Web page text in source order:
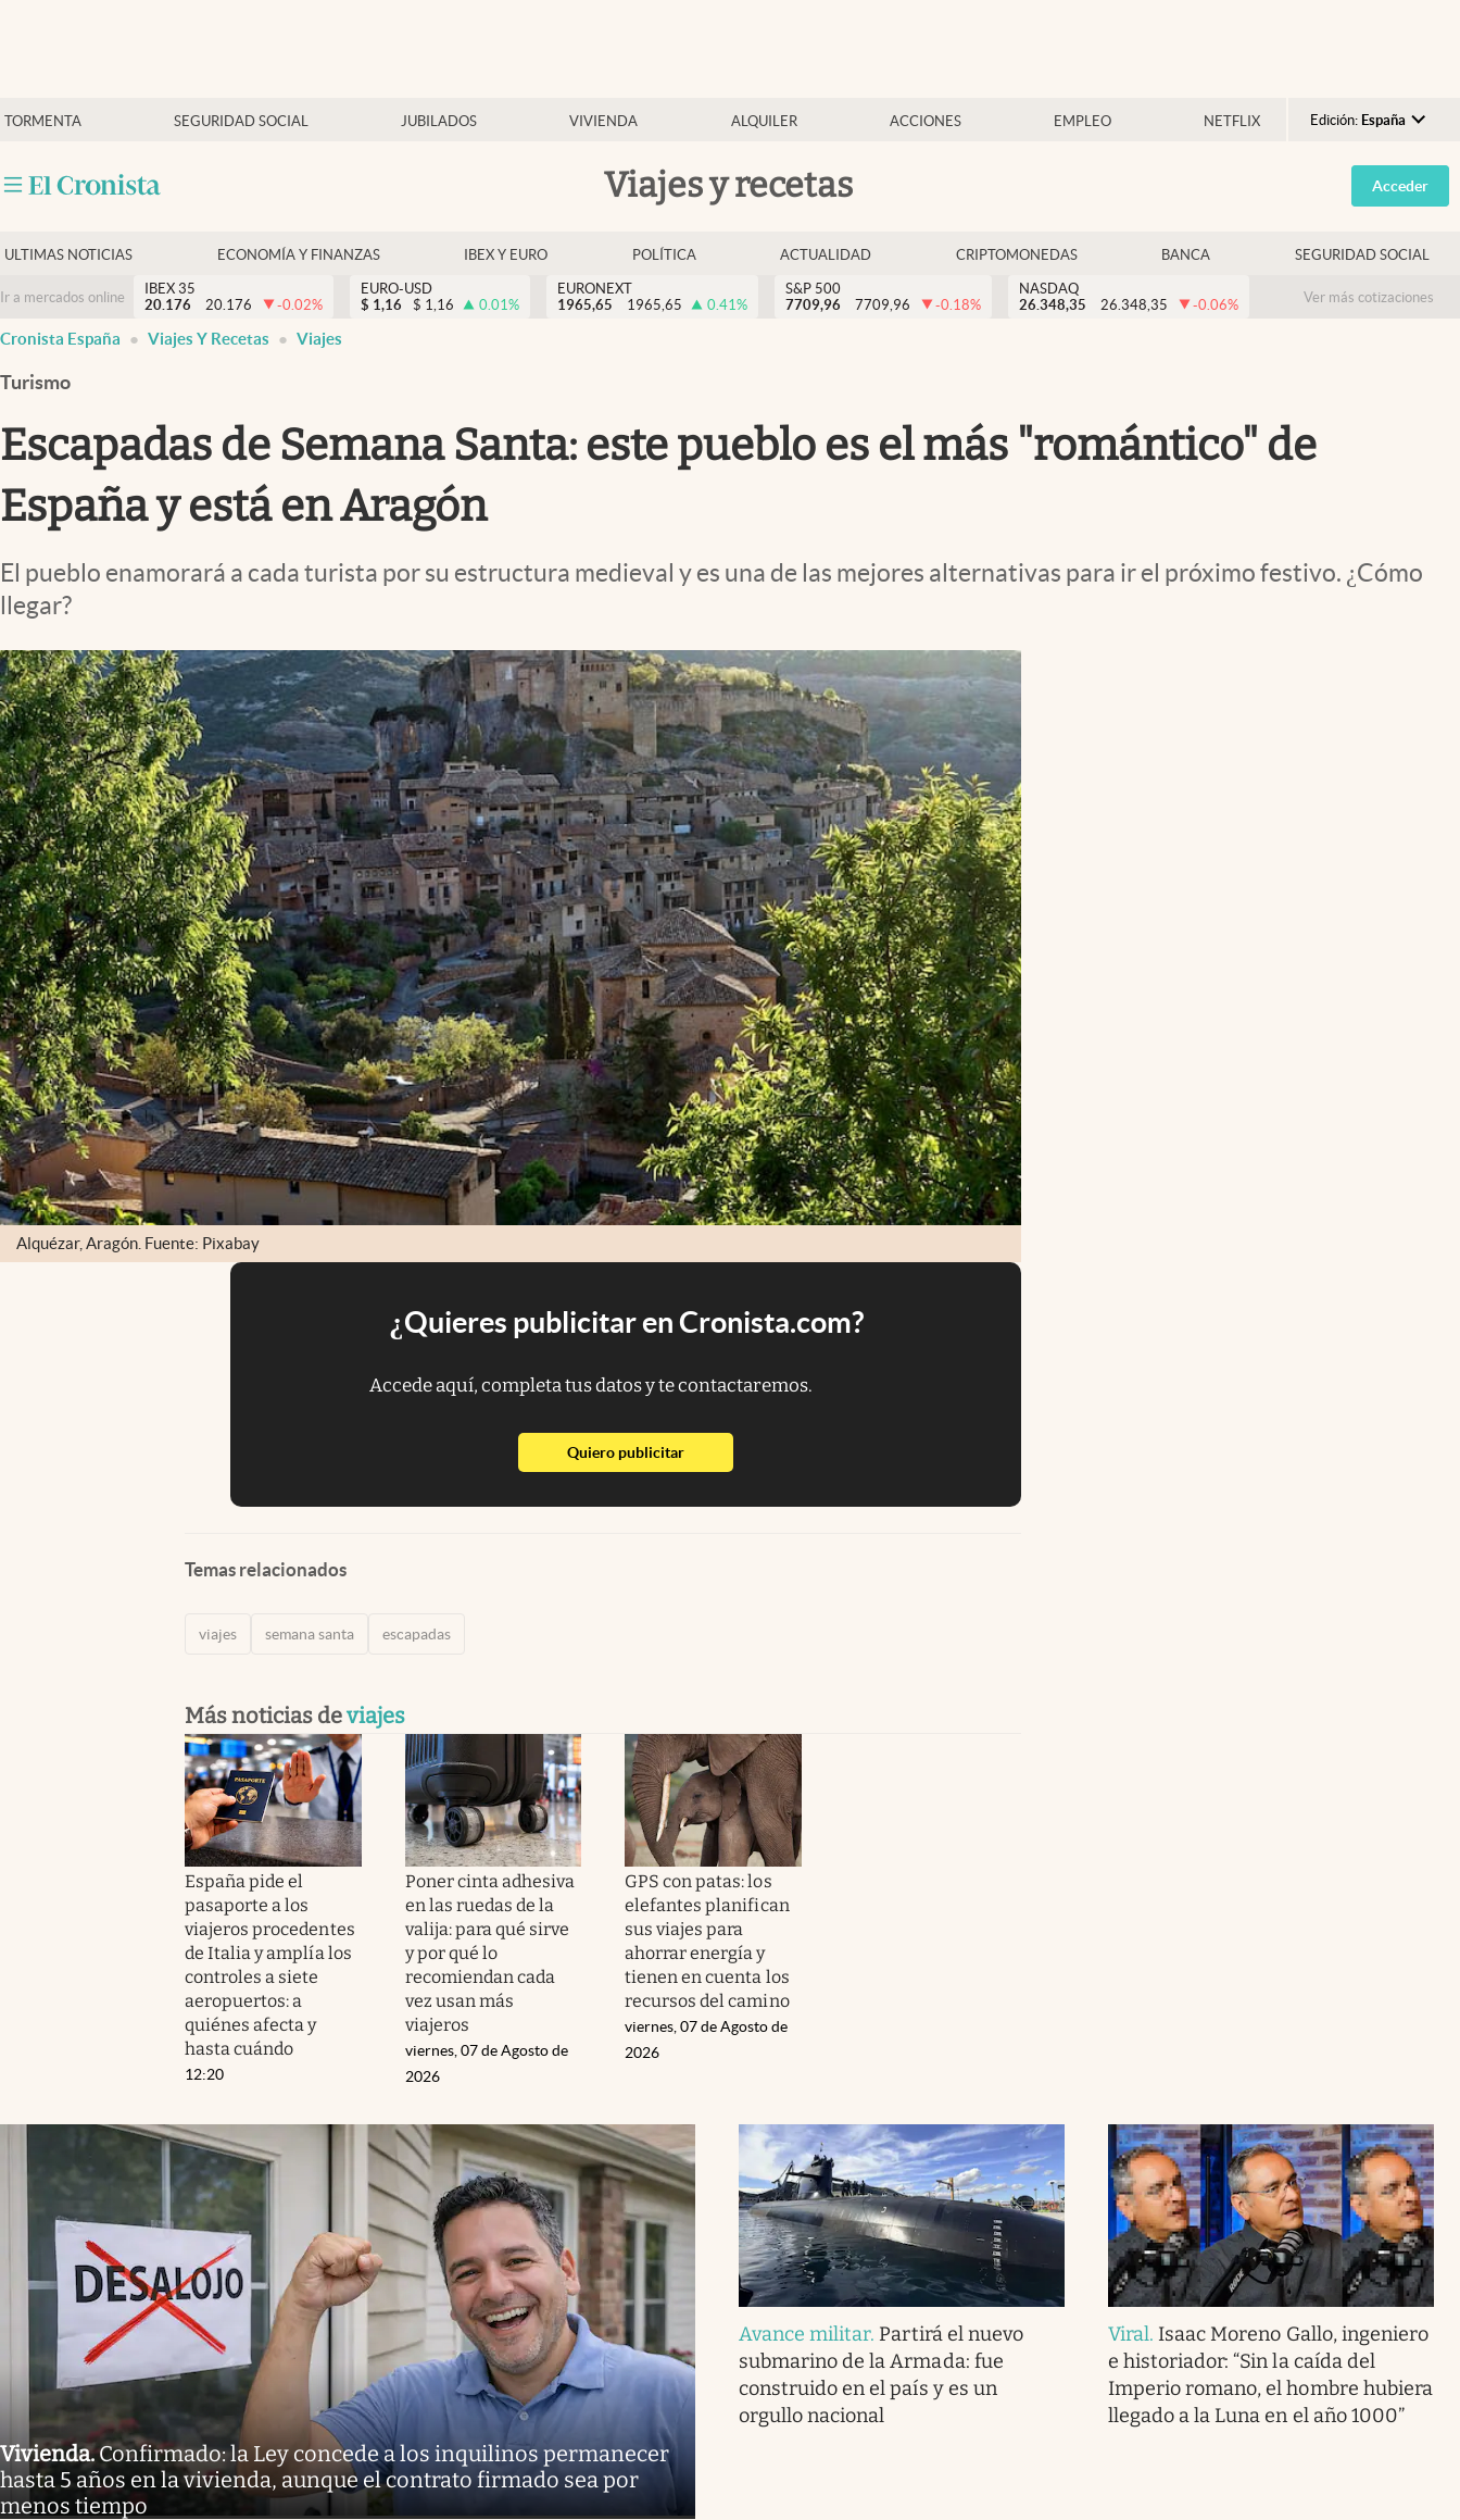
TORMENTA SEGURIDAD SOCIAL JUBILADOS VIVIENDA ALQUILER ACCIONES EMPLEO NETFLIX Edición: España
Argentina
España
USA
Colombia
Viajes y recetas
Economía y finanzas
Criptomonedas
Acceder
ULTIMAS NOTICIAS ECONOMÍA Y FINANZAS IBEX Y EURO POLÍTICA ACTUALIDAD CRIPTOMONEDAS BANCA SEGURIDAD SOCIAL
Ir a mercados online
IBEX 35
20.176
20.176 -0.02%
EURO-USD
$ 1,16 $ 1,16 0.01%
EURONEXT
1965,65
1965,65 0.41%
S&P 500
7709,96
7709,96 -0.18%
NASDAQ
26.348,35
26.348,35 -0.06% Ver más cotizaciones
Cronista España Viajes Y Recetas Viajes
Turismo
Escapadas de Semana Santa: este pueblo es el más "romántico" de
España y está en Aragón
El pueblo enamorará a cada turista por su estructura medieval y es una de las mejores alternativas para ir el próximo festivo. ¿Cómo
llegar?
Alquézar, Aragón. Fuente: Pixabay
¿Quieres publicitar en Cronista.com?
Accede aquí, completa tus datos y te contactaremos.
Quiero publicitarabre en nueva pestaña
Temas relacionados
viajes semana santa escapadas
Más noticias deviajes
España pide el
pasaporte a los
viajeros procedentes
de Italia y amplía los
controles a siete
aeropuertos: a
quiénes afecta y
hasta cuándo
12:20
Poner cinta adhesiva
en las ruedas de la
valija: para qué sirve
y por qué lo
recomiendan cada
vez usan más
viajeros
viernes, 07 de Agosto de
2026
GPS con patas: los
elefantes planifican
sus viajes para
ahorrar energía y
tienen en cuenta los
recursos del camino
viernes, 07 de Agosto de
2026
Vivienda.Confirmado: la Ley concede a los inquilinos permanecer
hasta 5 años en la vivienda, aunque el contrato firmado sea por
menos tiempo
Avance militar. Partirá el nuevo
submarino de la Armada: fue
construido en el país y es un
orgullo nacional
Viral. Isaac Moreno Gallo, ingeniero
e historiador: “Sin la caída del
Imperio romano, el hombre hubiera
llegado a la Luna en el año 1000”